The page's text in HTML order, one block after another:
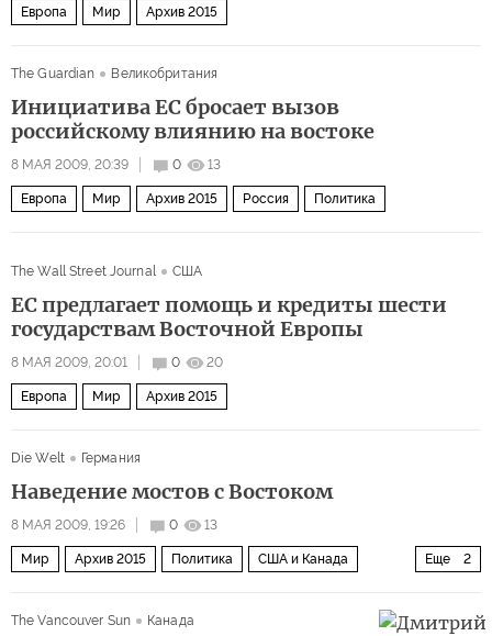
Европа Мир Архив 2015
The Guardian Великобритания
Инициатива ЕС бросает вызов
российскому влиянию на востоке
8 МАЯ 2009, 20:39 0 13
Европа Мир Архив 2015 Россия Политика
The Wall Street Journal США
ЕС предлагает помощь и кредиты шести
государствам Восточной Европы
8 МАЯ 2009, 20:01 0 20
Европа Мир Архив 2015
Die Welt Германия
Наведение мостов с Востоком
8 МАЯ 2009, 19:26 0 13
Еще 2
Мир Архив 2015 Политика США и Канада
The Vancouver Sun
Канада